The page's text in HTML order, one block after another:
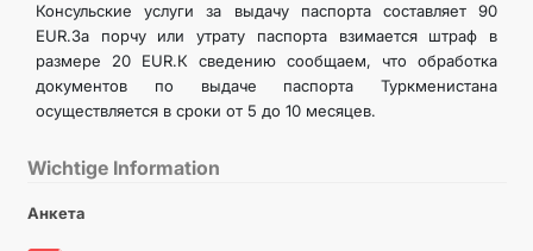
Консульские услуги за выдачу паспорта составляет 90
EUR.За порчу или утрату паспорта взимается штраф в
размере 20 EUR.К сведению сообщаем, что обработка
документов по выдаче паспорта Туркменистана
осуществляется в сроки от 5 до 10 месяцев.
Wichtige Information
Анкета